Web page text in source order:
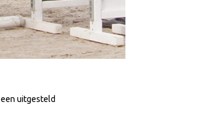
uitgesteld